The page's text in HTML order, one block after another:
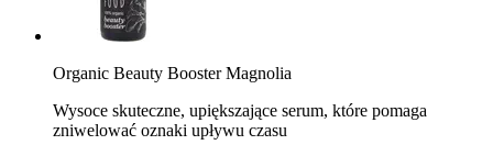
Organic Beauty Booster Magnolia
Wysoce skuteczne, upiększające serum, które pomaga
zniwelować oznaki upływu czasu